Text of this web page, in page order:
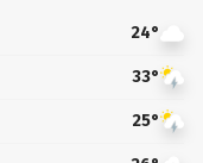
24°
33°
25°